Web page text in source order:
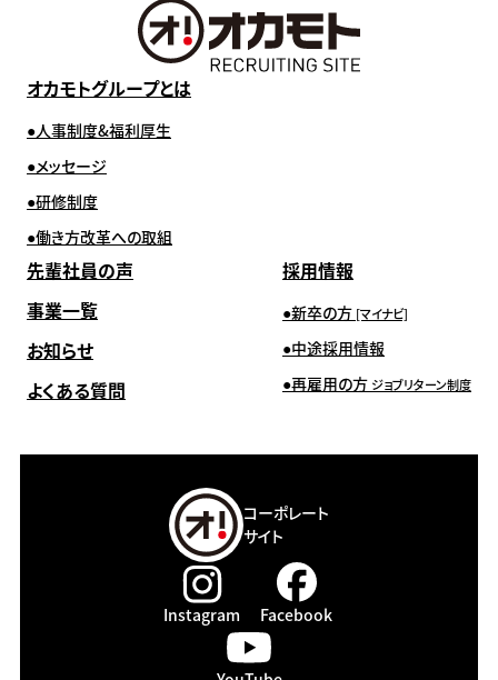
オカモトグループとは
人事制度&福利厚生
メッセージ
研修制度
働き方改革への取組
先輩社員の声
事業一覧
お知らせ
よくある質問
採用情報
新卒の方 [マイナビ]
中途採用情報
再雇用の方 ジョブリターン制度
コーポレート
サイト
Instagram Facebook